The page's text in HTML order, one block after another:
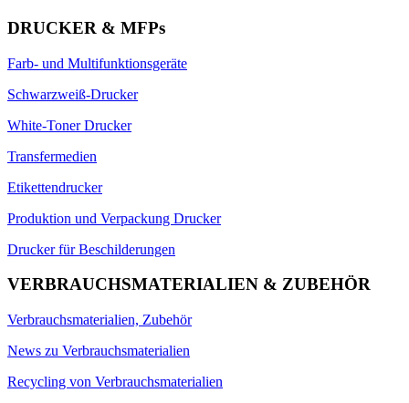
DRUCKER & MFPs
Farb- und Multifunktionsgeräte
Schwarzweiß-Drucker
White-Toner Drucker
Transfermedien
Etikettendrucker
Produktion und Verpackung Drucker
Drucker für Beschilderungen
VERBRAUCHSMATERIALIEN & ZUBEHÖR
Verbrauchsmaterialien, Zubehör
News zu Verbrauchsmaterialien
Recycling von Verbrauchsmaterialien